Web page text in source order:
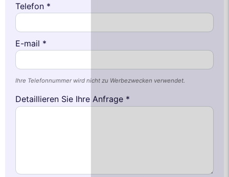
Telefon *
E-mail *
Ihre Telefonnummer wird nicht zu Werbezwecken verwendet.
Detaillieren Sie Ihre Anfrage *